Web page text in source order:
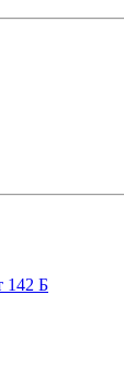
142 Б